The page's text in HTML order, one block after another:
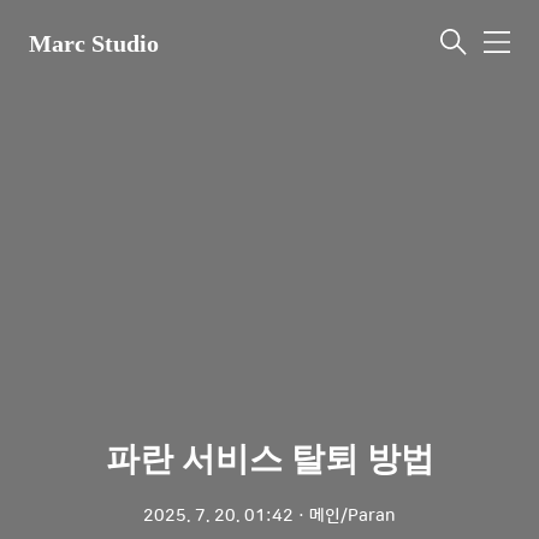
Marc Studio
메
파란 서비스 탈퇴 방법
2025. 7. 20. 01:42 ㆍ 메인/Paran